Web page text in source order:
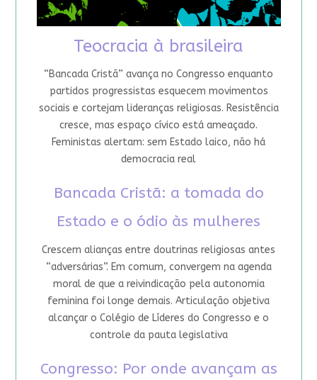
Teocracia à brasileira
“Bancada Cristã” avança no Congresso enquanto
partidos progressistas esquecem movimentos
sociais e cortejam lideranças religiosas. Resistência
cresce, mas espaço cívico está ameaçado.
Feministas alertam: sem Estado laico, não há
democracia real
Bancada Cristã: a tomada do
Estado e o ódio às mulheres
Crescem alianças entre doutrinas religiosas antes
“adversárias”. Em comum, convergem na agenda
moral de que a reivindicação pela autonomia
feminina foi longe demais. Articulação objetiva
alcançar o Colégio de Líderes do Congresso e o
controle da pauta legislativa
Congresso: Por onde avançam as